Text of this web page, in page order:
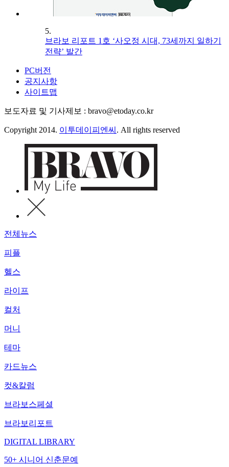
5.
브라보 리포트 1호 ‘사오정 시대, 73세까지 일하기
전략’ 발간
PC버전
공지사항
사이트맵
보도자료 및 기사제보 : bravo@etoday.co.kr
Copyright 2014. 이투데이피엔씨 . All rights reserved
전체뉴스
피플
헬스
라이프
컬처
머니
테마
카드뉴스
컷&칼럼
브라보스페셜
브라보리포트
DIGITAL LIBRARY
50+ 시니어 신춘문예